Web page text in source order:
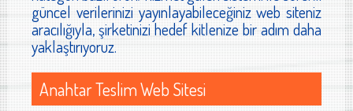
güncel verilerinizi yayınlayabileceğiniz web siteniz
aracılığıyla, şirketinizi hedef kitlenize bir adım daha
yaklaştırıyoruz.
Anahtar Teslim Web Sitesi